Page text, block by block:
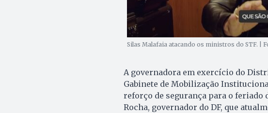
Silas Malafaia atacando os ministros do STF. |
A governadora em exercício do
Gabinete de Mobilização
reforço de segurança para o feriado
Rocha, governador do DF, que